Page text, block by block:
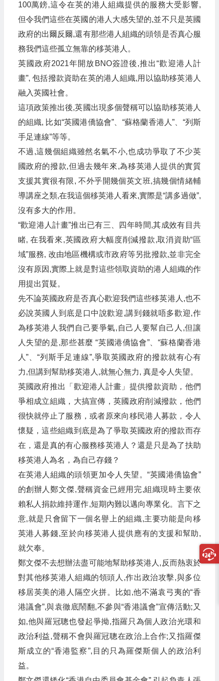
100萬鎊,這令在英的港人組織提供的服務大受影響,
但令我們這些在英國的港人大感失望的,並不只是英國
政府的出爾反爾,還有那些港人組織的頭領是否真心服
務我們這些孤立無靠的移英港人。
英國政府2021年開放BNO簽證後,推出“歡迎港人計
畫”, 包括撥款資助在英的港人組織,用以協助移英港人
融入英國社會。
這項政策推出後,英國出現多個聲稱可以協助移英港人
的組織, 比如“英國港僑協會”、“蘇格蘭香港人”、“列斯
手足連線”等等。
不過,這幾個組織雖然名氣不小,也成功爭取了不少英
國政府的撥款,但過去幾年來,為移英港人提供的實質
支援其實很有限, 不外乎開幾個英文班,搞幾個情緒輔
導講座之類,在我這個移英港人看來,實際是“講多過做”,
沒有多大的作用。
“歡迎港人計畫”推出已有三、四年時間,其成效有目共
睹, 在我看來,英國政府大幅度削減撥款,取消資助“區
域”服務, 改由地區機構或市政府等另批撥款,並非完全
沒有原因,實際上就是對這些領取資助的港人組織的作
用提出質疑。
先不論英國政府是否真心歡迎我們這些移英港人,也不
必說英國人到底是口中說歡迎,講到錢就唔多歡迎,作
為移英港人我們自己要爭氣,自己人要幫自己人,但讓
人失望的是,那些甚麼 “英國港僑協會”、“蘇格蘭香港
人”、“列斯手足連線”,爭取英國政府的撥款就有心有
力,但講到幫助移英港人,就無心無力, 真是令人失望。
英國政府推出「歡迎港人計畫」提供撥款資助，他們
爭相成立組織，大搞宣傳，英國政府削減撥款，他們
很快就停止了服務，或者原來向移民港人募款，令人
懷疑，這些組織到底是為了爭取英國政府的撥款而存
在，還是真的有心服務移英港人？還是只是為了扶助
移英港人為名，為自己存錢？
在英港人組織的頭領更加令人失望。“英國港僑協會”
的創辦人鄭文傑,聲稱資金已經用完,組織現時主要依
賴私人捐款維持運作,短期內難以邁向專業化。言下之
意,就是只會留下一個名譽上的組織,主要功能是向移
英港人募錢,至於向移英港人提供應有的支援和幫助,
就欠奉。
鄭文傑不去想辦法盡可能地幫助移英港人,反而熱衷於
對其他移英港人組織的領頭人,作出政治攻擊,與多位
移居英美的港人隔空火拼。比如,他不滿袁弓夷的“香
港議會”,與袁徹底鬧翻,不參與“香港議會”宣傳活動;又
如,他與羅冠聰也發起爭拗,指羅只為個人政治光環和
政治利益,聲稱不會與羅冠聰在政治上合作;又指羅傑
斯成立的“香港監察”,目的只為羅傑斯個人的政治利
益。